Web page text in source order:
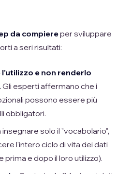
da compiereper sviluppare
a seri risultati:
e non renderlo
Gli esperti affermano che i
possono essere più
obbligatori.
insegnare solo il "vocabolario",
l'intero ciclo di vita dei dati
prima e dopo il loro utilizzo).